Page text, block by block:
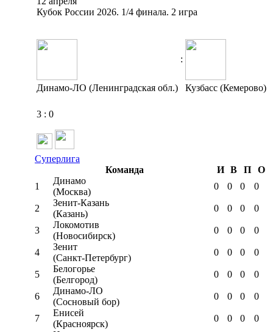
Кубок России 2026. 1/4 финала. 2 игра
:
Динамо-ЛО (Ленинградская обл.) Кузбасс (Кемерово)
3 : 0
Суперлига
Команда
И В П
О
1
Динамо
(Москва)
0 0 0 0
2
Зенит-Казань
(Казань)
0 0 0 0
3
Локомотив
(Новосибирск)
0 0 0 0
4
Зенит
(Санкт-Петербург)
0 0 0 0
5
Белогорье
(Белгород)
0 0 0 0
6
Динамо-ЛО
(Сосновый бор)
0 0 0 0
7
Енисей
(Красноярск)
0 0 0 0